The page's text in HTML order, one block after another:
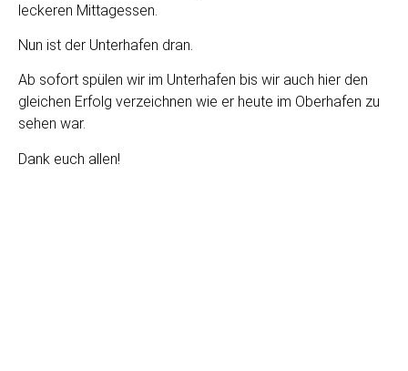
leckeren Mittagessen.
Nun ist der Unterhafen dran.
Ab sofort spülen wir im Unterhafen bis wir auch hier den
gleichen Erfolg verzeichnen wie er heute im Oberhafen zu
sehen war.
Dank euch allen!